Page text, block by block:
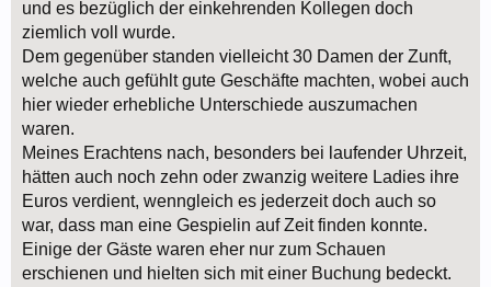
und es bezüglich der einkehrenden Kollegen doch
ziemlich voll wurde.
Dem gegenüber standen vielleicht 30 Damen der Zunft,
welche auch gefühlt gute Geschäfte machten, wobei auch
hier wieder erhebliche Unterschiede auszumachen
waren.
Meines Erachtens nach, besonders bei laufender Uhrzeit,
hätten auch noch zehn oder zwanzig weitere Ladies ihre
Euros verdient, wenngleich es jederzeit doch auch so
war, dass man eine Gespielin auf Zeit finden konnte.
Einige der Gäste waren eher nur zum Schauen
erschienen und hielten sich mit einer Buchung bedeckt.